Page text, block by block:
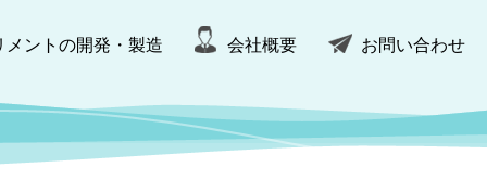
メントの開発・製造 会社概要 お問い合わせ